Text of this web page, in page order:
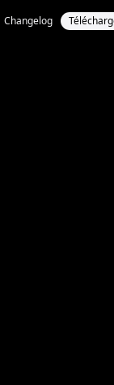
Changelog